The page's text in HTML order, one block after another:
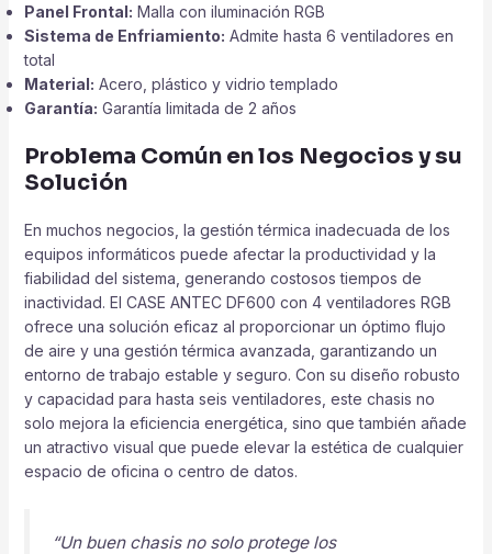
Panel Frontal: Malla con iluminación RGB
Sistema de Enfriamiento: Admite hasta 6 ventiladores en
total
Material: Acero, plástico y vidrio templado
Garantía: Garantía limitada de 2 años
Problema Común en los Negocios y su
Solución
En muchos negocios, la gestión térmica inadecuada de los
equipos informáticos puede afectar la productividad y la
fiabilidad del sistema, generando costosos tiempos de
inactividad. El CASE ANTEC DF600 con 4 ventiladores RGB
ofrece una solución eficaz al proporcionar un óptimo flujo
de aire y una gestión térmica avanzada, garantizando un
entorno de trabajo estable y seguro. Con su diseño robusto
y capacidad para hasta seis ventiladores, este chasis no
solo mejora la eficiencia energética, sino que también añade
un atractivo visual que puede elevar la estética de cualquier
espacio de oficina o centro de datos.
“Un buen chasis no solo protege los